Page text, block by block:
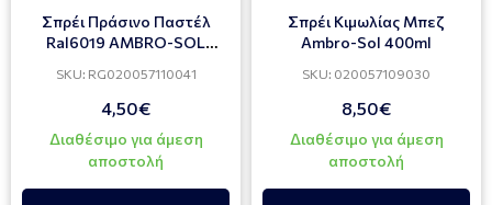
Σπρέι Πράσινο Παστέλ
Ral6019 AMBRO-SOL
SKU: RG020057110041
4,50€
Διαθέσιμο για άμεση
αποστολή
Σπρέι Κιμωλίας Μπεζ
Ambro-Sol 400ml
SKU: 020057109030
8,50€
Διαθέσιμο για άμεση
αποστολή